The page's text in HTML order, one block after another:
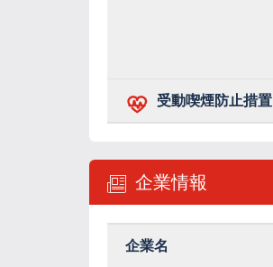
受動喫煙防止措置
企業情報
企業名